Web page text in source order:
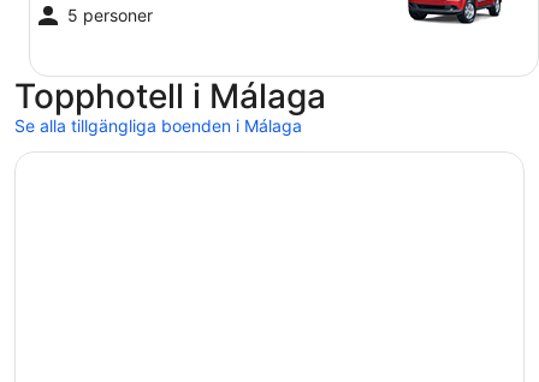
5 personer
Topphotell i Málaga
Se alla tillgängliga boenden i Málaga
Öppnas i ett nytt fönster
Livensa Living Studios Malaga Feria